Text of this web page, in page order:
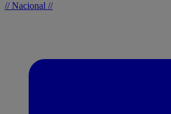
// Nacional //